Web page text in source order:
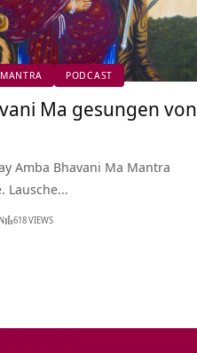
MANTRA PODCAST
Ma gesungen von
Amba Bhavani Ma Mantra
Lausche…
618 VIEWS